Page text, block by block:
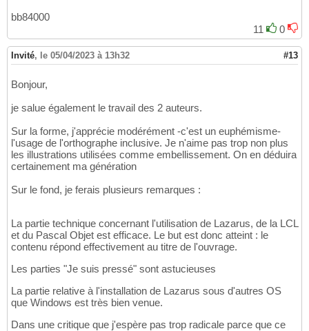
bb84000
11
0
Invité, le 05/04/2023 à 13h32 #13
Bonjour,
je salue également le travail des 2 auteurs.
Sur la forme, j'apprécie modérément -c'est un euphémisme-
l'usage de l'orthographe inclusive. Je n'aime pas trop non plus
les illustrations utilisées comme embellissement. On en déduira
certainement ma génération
Sur le fond, je ferais plusieurs remarques :
La partie technique concernant l'utilisation de Lazarus, de la LCL
et du Pascal Objet est efficace. Le but est donc atteint : le
contenu répond effectivement au titre de l'ouvrage.
Les parties "Je suis pressé" sont astucieuses
La partie relative à l'installation de Lazarus sous d'autres OS
que Windows est très bien venue.
Dans une critique que j'espère pas trop radicale parce que ce